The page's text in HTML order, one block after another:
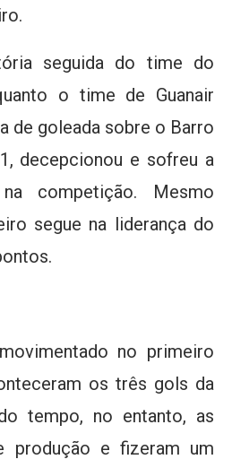
seguida do time do
o time de Guanair
de goleada sobre o Barro
decepcionou e sofreu a
competição. Mesmo
segue na liderança do
no primeiro
os três gols da
tempo, no entanto, as
produção e fizeram um